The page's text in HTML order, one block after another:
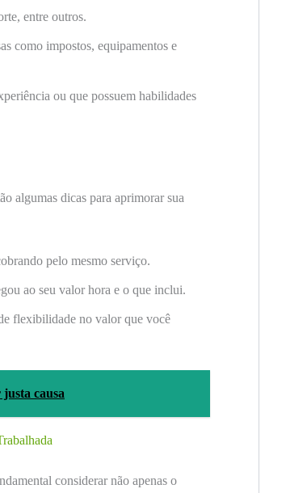
entre outros.
como impostos, equipamentos e
ou que possuem habilidades
algumas dicas para aprimorar sua
pelo mesmo serviço.
ao seu valor hora e o que inclui.
flexibilidade no valor que você
causa
considerar não apenas o